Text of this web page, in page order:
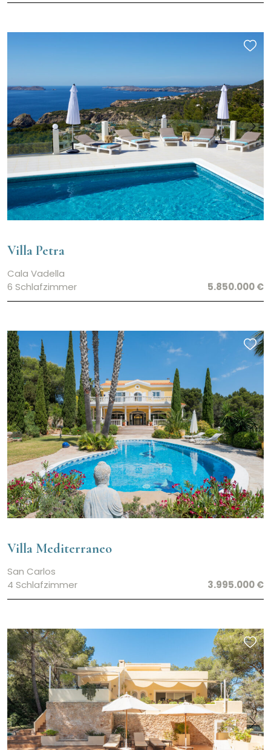
Villa Petra
Cala Vadella
6 Schlafzimmer
5.850.000 €
Villa Mediterraneo
San Carlos
4 Schlafzimmer
3.995.000 €